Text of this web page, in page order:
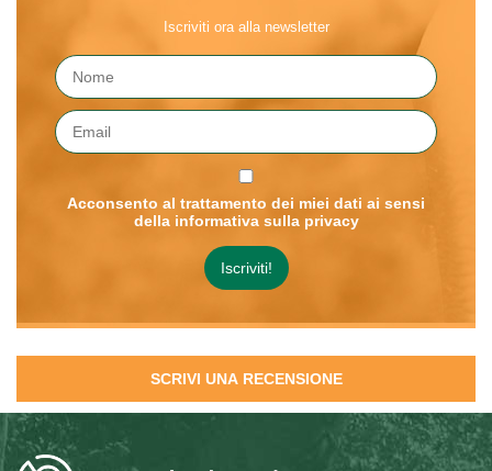
Iscriviti ora alla newsletter
Acconsento al trattamento dei miei dati ai sensi
della informativa sulla privacy
SCRIVI UNA RECENSIONE